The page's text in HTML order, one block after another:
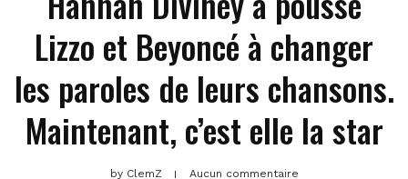
Lizzo et Beyoncé à changer
les paroles de leurs chansons.
Maintenant, c’est elle la star
byClemZ Aucun commentaire